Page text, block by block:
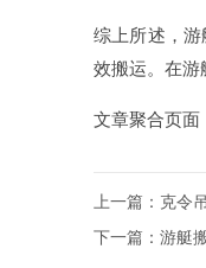
综上所述，
效搬运。在游
文章聚合页面
上一篇： 克令
下一篇： 游艇